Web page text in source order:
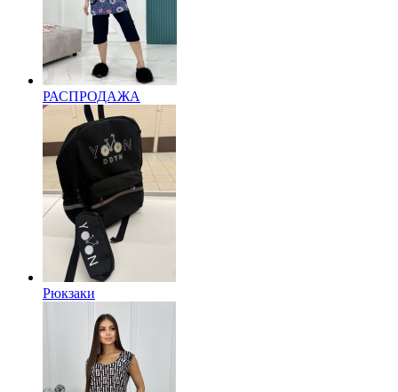
РАСПРОДАЖА
Рюкзаки